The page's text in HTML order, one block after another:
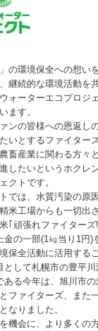
の環境保全への想い
継続的な環境活動を
ォーターエコプロジ
ます。
ンの皆様への恩返し
いとするファイター
畜産業に関わる方々
したいというホクレ
クトです。
では、水質汚染の原
米工場からも一切出
｢頑張れファイター
金の一部(1㎏当り1円)
保全活動に活用する
として札幌市の豊平
ある今年は、旭川市
ファイターズ、また
なりました。
機会に、より多くの